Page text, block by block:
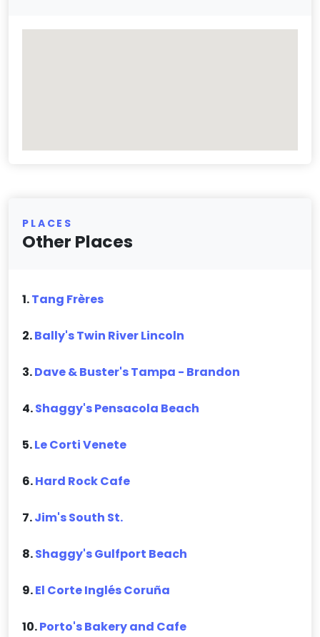
PLACES
Other Places
1.Tang Frères
2.Bally's Twin River Lincoln
3.Dave & Buster's Tampa - Brandon
4.Shaggy's Pensacola Beach
5.Le Corti Venete
6.Hard Rock Cafe
7.Jim's South St.
8.Shaggy's Gulfport Beach
9.El Corte Inglés Coruña
10.Porto's Bakery and Cafe